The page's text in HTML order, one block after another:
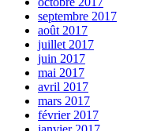
septembre 2017
août 2017
juillet 2017
juin 2017
mai 2017
avril 2017
mars 2017
février 2017